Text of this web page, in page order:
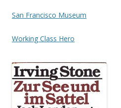
San Francisco Museum
Working Class Hero